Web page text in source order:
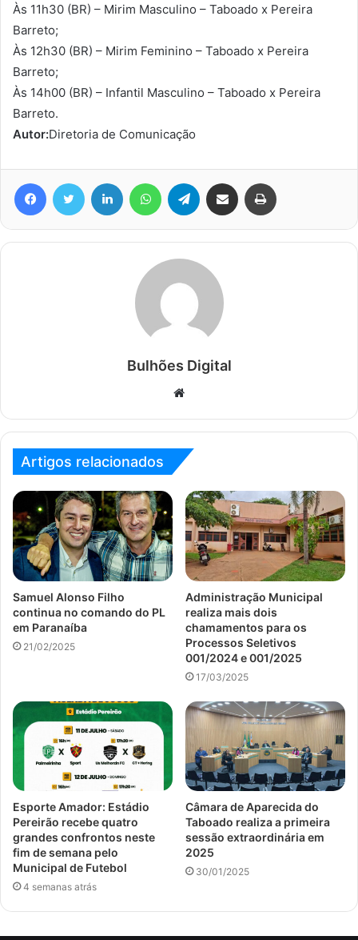
Às 11h30 (BR) – Mirim Masculino – Taboado x Pereira
Barreto;
Às 12h30 (BR) – Mirim Feminino – Taboado x Pereira
Barreto;
Às 14h00 (BR) – Infantil Masculino – Taboado x Pereira
Barreto.
Autor:Diretoria de Comunicação
FacebookTwitter Linkedin WhatsAppTelegram Compartilhar via e-mail
Bulhões Digital
Website
Artigos relacionados
Samuel Alonso Filho
continua no comando do PL
em Paranaíba
21/02/2025
Administração Municipal
realiza mais dois
chamamentos para os
Processos Seletivos
001/2024 e 001/2025
17/03/2025
Esporte Amador: Estádio
Pereirão recebe quatro
grandes confrontos neste
fim de semana pelo
Municipal de Futebol
4 semanas atrás
Câmara de Aparecida do
Taboado realiza a primeira
sessão extraordinária em
2025
30/01/2025